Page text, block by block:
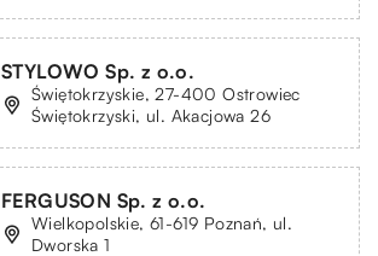
STYLOWO Sp. z o.o.
Świętokrzyskie, 27-400 Ostrowiec
Świętokrzyski, ul. Akacjowa 26
FERGUSON Sp. z o.o.
Wielkopolskie, 61-619 Poznań, ul.
Dworska 1